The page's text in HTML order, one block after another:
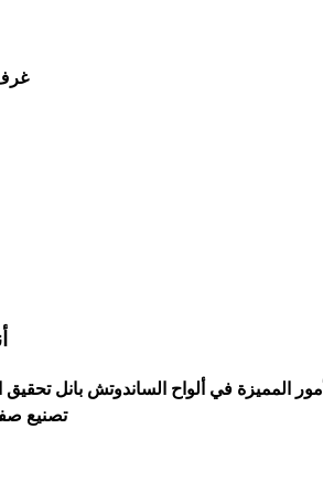
المميزة في ألواح الساندوتش بانل تحقيق
تصنيع